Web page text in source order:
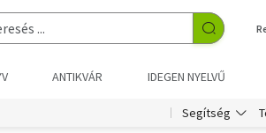
ANTIKVÁR IDEGEN NYELVŰ
Segítség